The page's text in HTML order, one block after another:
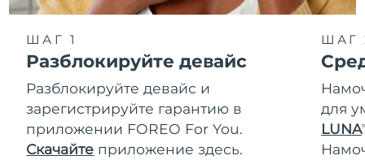
ШАГ 1
Разблокируйте девайс
Разблокируйте девайс и
зарегистрируйте гарантию в
приложении FOREO For You.
Скачайте приложение здесь.
ШАГ
для
LUNA